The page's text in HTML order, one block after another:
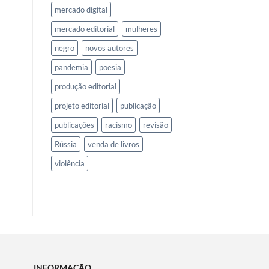
mercado digital
mercado editorial
mulheres
negro
novos autores
pandemia
poesia
produção editorial
projeto editorial
publicação
publicações
racismo
revisão
Rússia
venda de livros
violência